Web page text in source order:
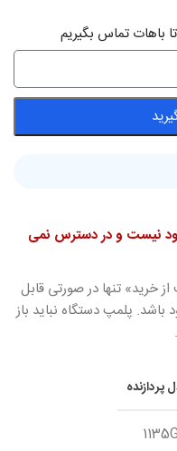
باهات تماس بگیریم
نیست و در دسترس نمی
خرید» تنها در صورتی قابل
پلمپ دستگاه نباید باز
پردازنده